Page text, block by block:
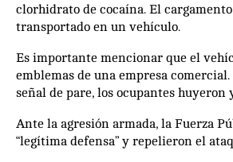
clorhidrato de cocaína. El
transportado en un vehículo.
Es importante mencionar que el
emblemas de una empresa
señal de pare, los ocupantes huyeron
Ante la agresión armada, la Fuerza
“legítima defensa” y repelieron el